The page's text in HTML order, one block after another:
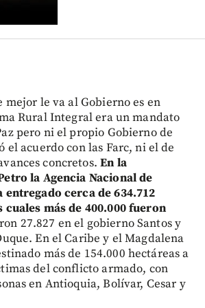
mejor le va al Gobierno es en
Rural Integral era un mandato
pero ni el propio Gobierno de
el acuerdo con las Farc, ni el de
concretos. En la
la Agencia Nacional de
cerca de 634.712
cuales más de 400.000 fueron
27.827 en el gobierno Santos y
En el Caribe y el Magdalena
más de 154.000 hectáreas a
del conflicto armado, con
en Antioquia, Bolívar, Cesar y